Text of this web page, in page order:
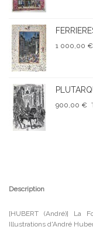
1 000,00 €
900,00 €
Description
[HUBERT (André)] La
Illustrations d'André